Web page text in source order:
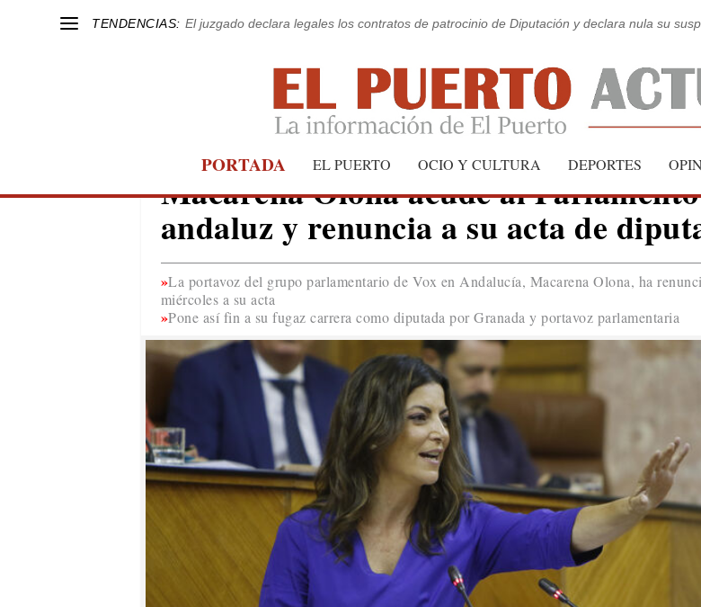
TENDENCIAS: El juzgado declara legales los contratos de patrocinio de Diputación y declara nula su
PORTADA EL PUERTO OCIO Y CULTURA DEPORTES
ANDALUCÍA
Macarena Olona acude al Parlamento
andaluz y renuncia a su acta de
La portavoz del grupo parlamentario de Vox en Andalucía, Macarena Olona, ha
miércoles a su acta
Pone así fin a su fugaz carrera como diputada por Granada y portavoz parlamentaria